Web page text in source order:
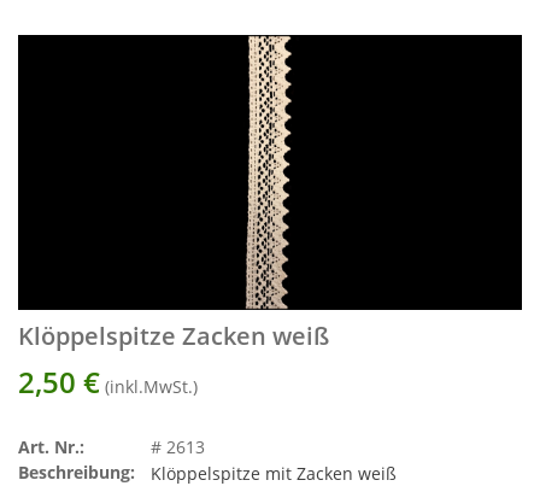
Klöppelspitze Zacken weiß
2,50 € (inkl.MwSt.)
Art. Nr.:
# 2613
Beschreibung:
Klöppelspitze mit Zacken weiß